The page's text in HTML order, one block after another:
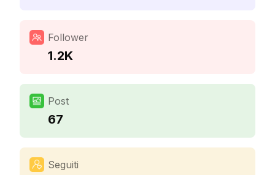
Follower
1.2K
Post
67
Seguiti